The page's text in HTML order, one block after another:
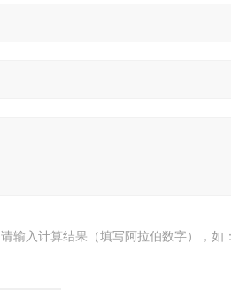
请输入计算结果（填写阿拉伯数字），如